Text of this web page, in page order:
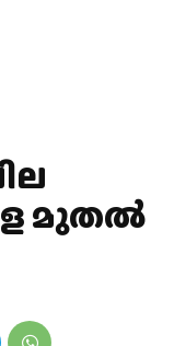
മുതല്‍